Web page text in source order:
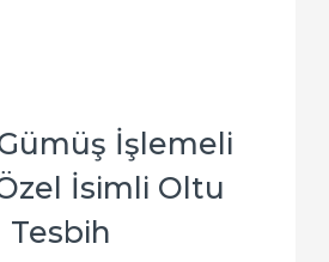
İşlemeli
İsimli Oltu
Tesbih